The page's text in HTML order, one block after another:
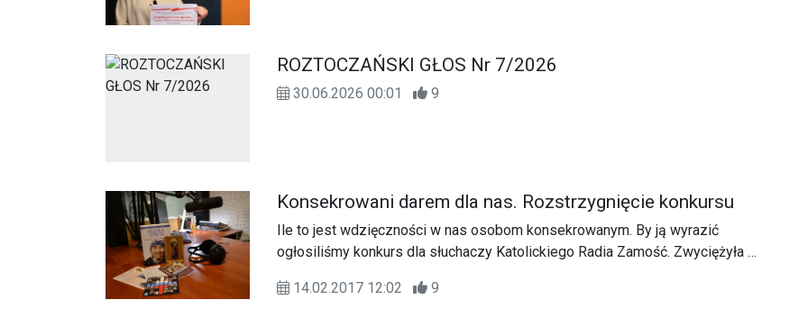
ROZTOCZAŃSKI GŁOS Nr 7/2026
30.06.2026 00:01 9
Konsekrowani darem dla nas. Rozstrzygnięcie konkursu
Ile to jest wdzięczności w nas osobom konsekrowanym. By ją wyrazić
ogłosiliśmy konkurs dla słuchaczy Katolickiego Radia Zamość. Zwyciężyła w
14.02.2017 12:02
9